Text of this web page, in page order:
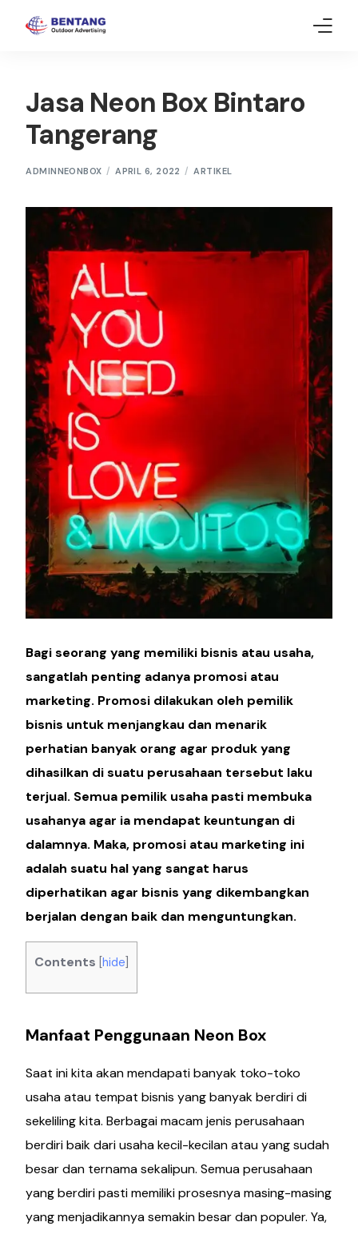
Jasa Neon Box Bintaro
Tangerang
ADMINNEONBOX APRIL 6, 2022 ARTIKEL
Bagi seorang yang memiliki bisnis atau usaha,
sangatlah penting adanya promosi atau
marketing. Promosi dilakukan oleh pemilik
bisnis untuk menjangkau dan menarik
perhatian banyak orang agar produk yang
dihasilkan di suatu perusahaan tersebut laku
terjual. Semua pemilik usaha pasti membuka
usahanya agar ia mendapat keuntungan di
dalamnya. Maka, promosi atau marketing ini
adalah suatu hal yang sangat harus
diperhatikan agar bisnis yang dikembangkan
berjalan dengan baik dan menguntungkan.
Contents [hide
Manfaat Penggunaan Neon Box
Saat ini kita akan mendapati banyak toko-toko
usaha atau tempat bisnis yang banyak berdiri di
sekeliling kita. Berbagai macam jenis perusahaan
berdiri baik dari usaha kecil-kecilan atau yang sudah
besar dan ternama sekalipun. Semua perusahaan
yang berdiri pasti memiliki prosesnya masing-masing
yang menjadikannya semakin besar dan populer. Ya,
Neon Box
Contact Us